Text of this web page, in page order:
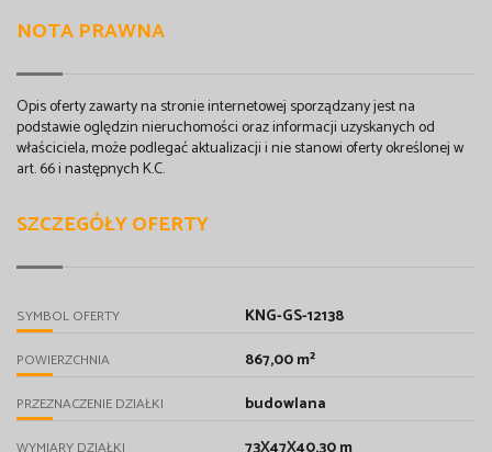
NOTA PRAWNA
Opis oferty zawarty na stronie internetowej sporządzany jest na
podstawie oględzin nieruchomości oraz informacji uzyskanych od
właściciela, może podlegać aktualizacji i nie stanowi oferty określonej w
art. 66 i następnych K.C.
SZCZEGÓŁY OFERTY
SYMBOL OFERTY KNG-GS-12138
POWIERZCHNIA 867,00 m²
PRZEZNACZENIE DZIAŁKI budowlana